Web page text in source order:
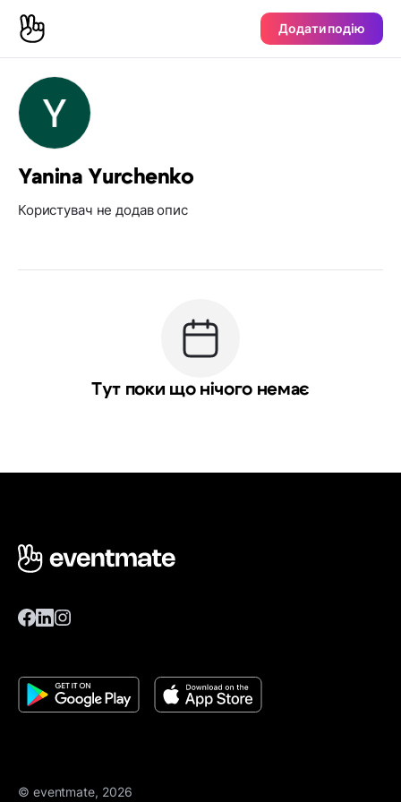
Додати подію
Yanina Yurchenko
Користувач не додав опис
Тут поки що нічого немає
© eventmate, 2026